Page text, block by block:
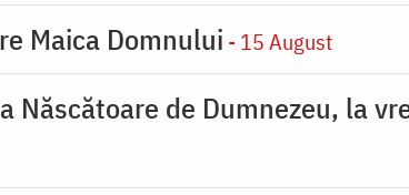
Maica Domnului - 15 August
Născătoare de Dumnezeu, la